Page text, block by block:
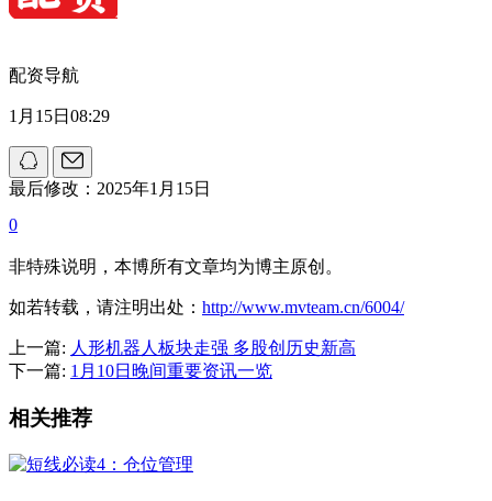
配资导航
1月15日08:29
最后修改：2025年1月15日
0
非特殊说明，本博所有文章均为博主原创。
如若转载，请注明出处： http://www.mvteam.cn/6004/
上一篇: 人形机器人板块走强 多股创历史新高
下一篇: 1月10日晚间重要资讯一览
相关推荐